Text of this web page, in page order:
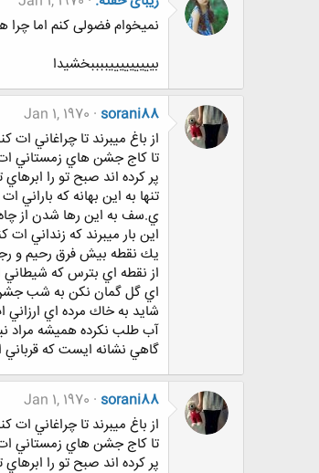
نمیخوام فضولی کنم اما چرا
بیییییییییببببخشیدا
sorani88
Jan 1, 1970
از باغ ميبرند تا چراغاني ات
تا كاج جشن هاي زمستاني
پر كرده اند صبح تو را ابرهاي
تنها به اين بهانه كه باراني
ي.سف به اين رها شدن از
اين بار ميبرند كه زنداني ات
يك نقطه بيش فرق رحيم و
از نقطه اي بترس كه شيطاني
اي گل گمان نكن به شب
شايد به خاك مرده اي ارزاني
آب طلب نكرده هميشه مراد
گاهي نشانه ايست كه قرباني
sorani88
Jan 1, 1970
از باغ ميبرند تا چراغاني ات
تا كاج جشن هاي زمستاني
پر كرده اند صبح تو را ابرهاي